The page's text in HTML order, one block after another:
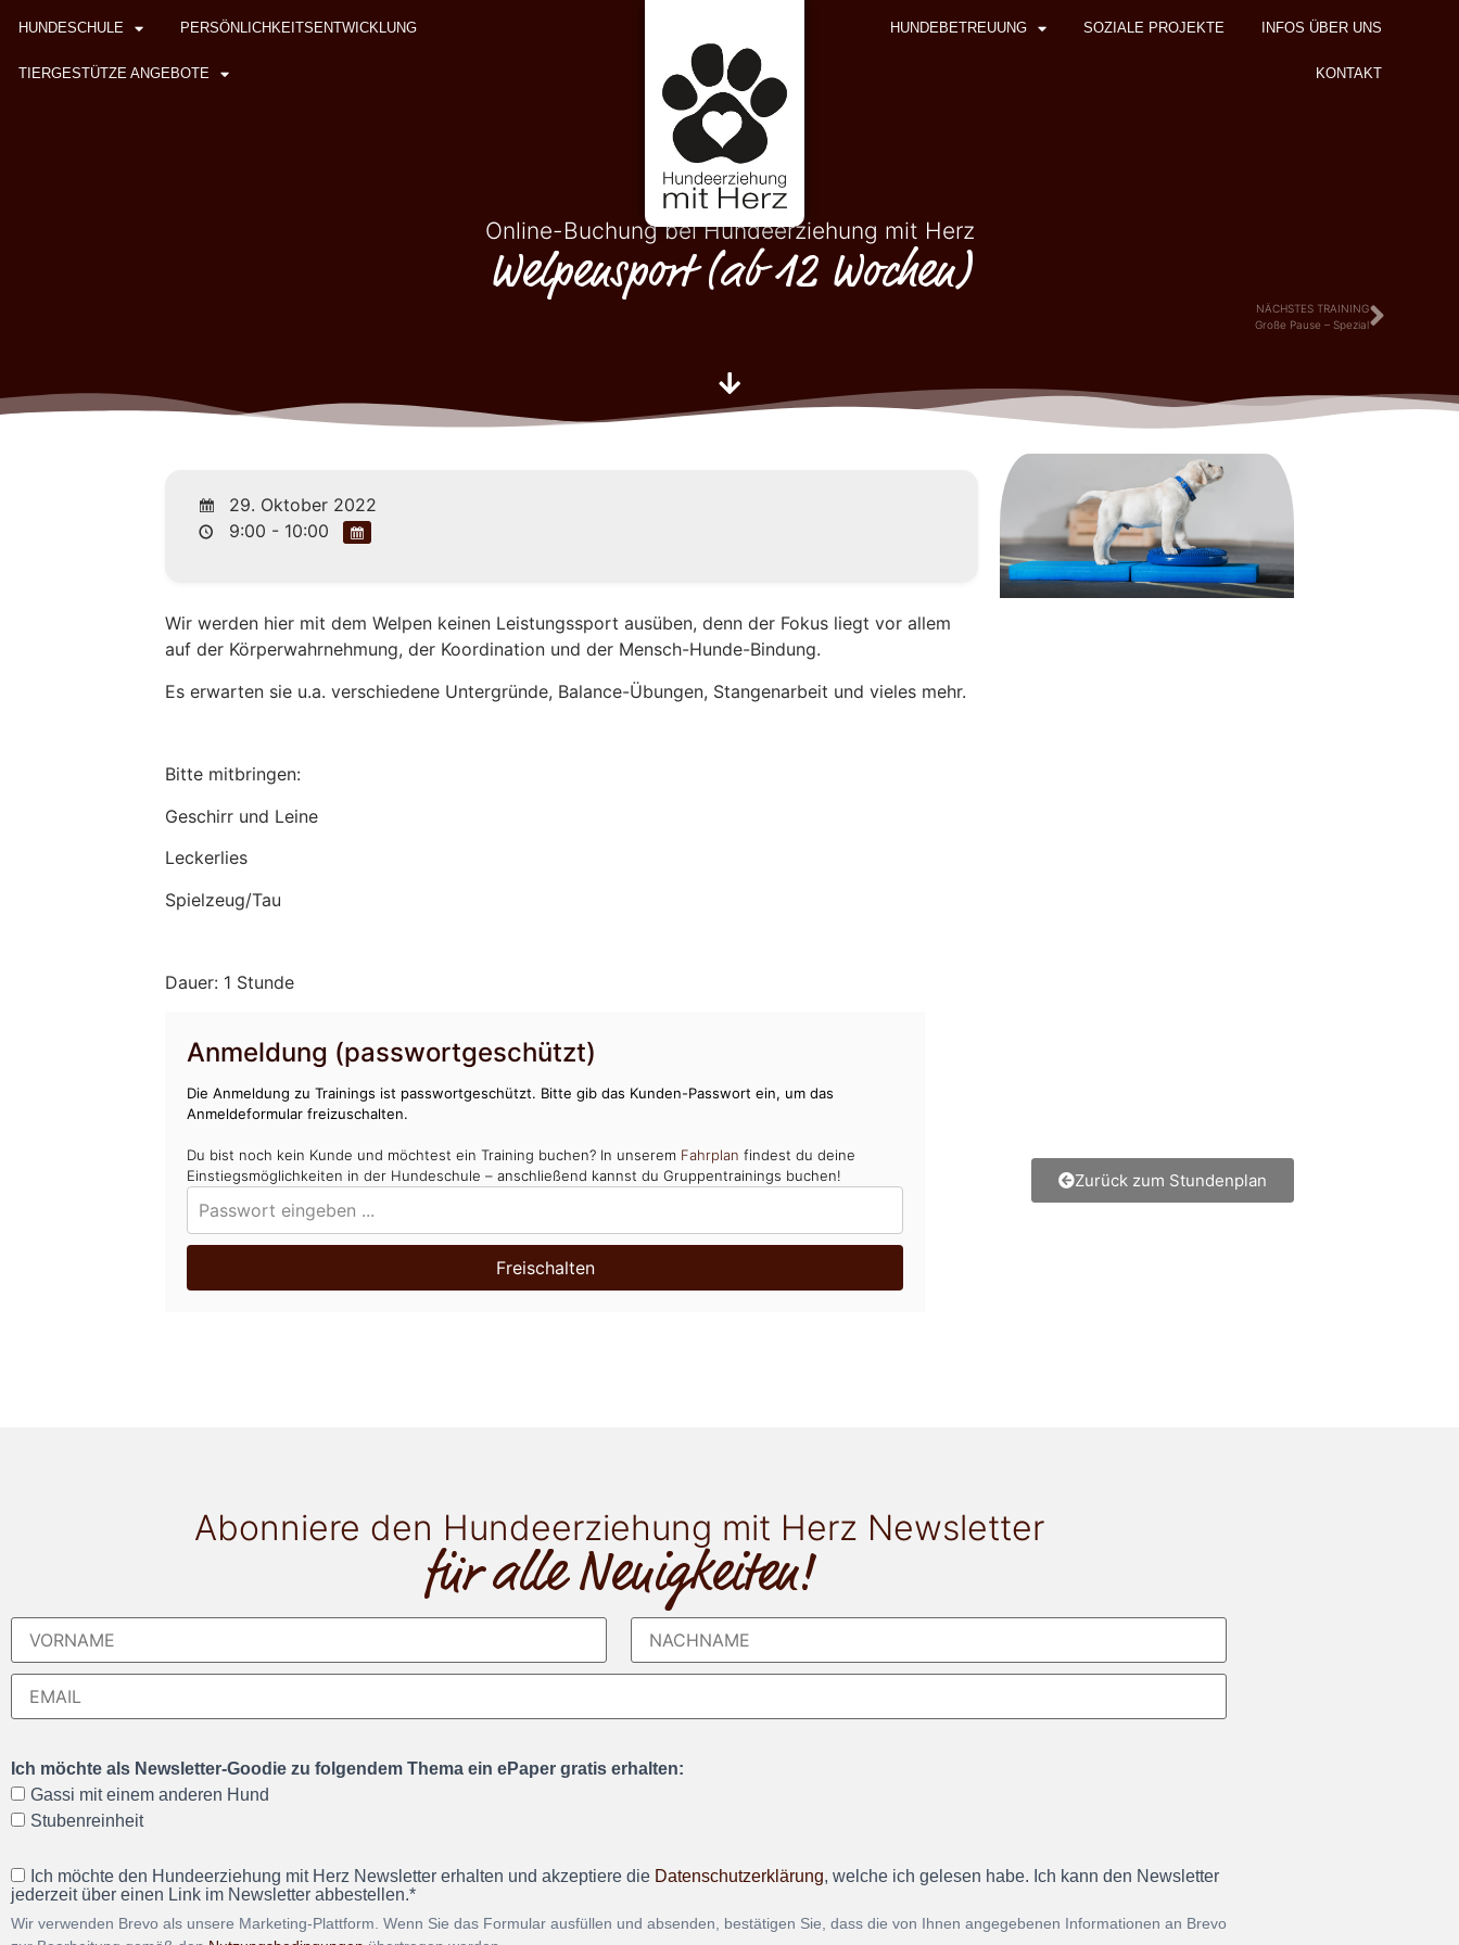
HUNDESCHULE PERSÖNLICHKEITSENTWICKLUNG
TIERGESTÜTZE ANGEBOTE
HUNDEBETREUUNG SOZIALE PROJEKTE INFOS ÜBER UNS
KONTAKT
Online-Buchung bei Hundeerziehung mit Herz
Welpensport (ab 12 Wochen)
NÄCHSTES TRAINING
Große Pause – Spezial
29. Oktober 2022
9:00 - 10:00
Wir werden hier mit dem Welpen keinen Leistungssport ausüben, denn der Fokus liegt vor allem
auf der Körperwahrnehmung, der Koordination und der Mensch-Hunde-Bindung.
Es erwarten sie u.a. verschiedene Untergründe, Balance-Übungen, Stangenarbeit und vieles mehr.
Bitte mitbringen:
Geschirr und Leine
Leckerlies
Spielzeug/Tau
Dauer: 1 Stunde
Anmeldung (passwortgeschützt)
Die Anmeldung zu Trainings ist passwortgeschützt. Bitte gib das Kunden-Passwort ein, um das
Anmeldeformular freizuschalten.
Du bist noch kein Kunde und möchtest ein Training buchen? In unserem Fahrplan findest du deine
Einstiegsmöglichkeiten in der Hundeschule – anschließend kannst du Gruppentrainings buchen!
Freischalten
Zurück zum Stundenplan
Abonniere den Hundeerziehung mit Herz Newsletter
für alle Neuigkeiten!
Ich möchte als Newsletter-Goodie zu folgendem Thema ein ePaper gratis erhalten:
Gassi mit einem anderen Hund
Stubenreinheit
Ich möchte den Hundeerziehung mit Herz Newsletter erhalten und akzeptiere die Datenschutzerklärung, welche ich gelesen habe. Ich kann den Newsletter
jederzeit über einen Link im Newsletter abbestellen.*
Wir verwenden Brevo als unsere Marketing-Plattform. Wenn Sie das Formular ausfüllen und absenden, bestätigen Sie, dass die von Ihnen angegebenen Informationen an Brevo